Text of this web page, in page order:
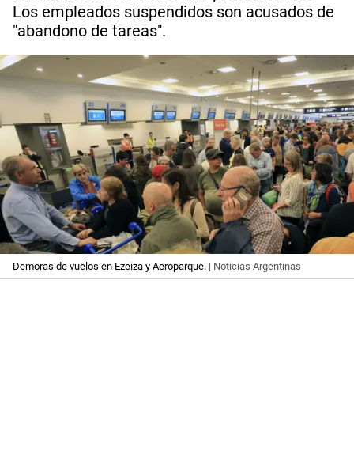
Los empleados suspendidos son acusados de
"abandono de tareas".
Demoras de vuelos en Ezeiza y Aeroparque. | Noticias Argentinas